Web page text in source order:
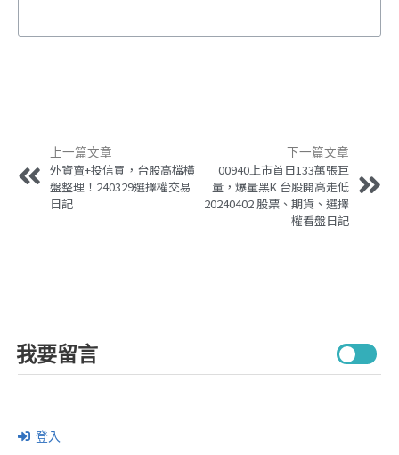
上一篇文章
外資賣+投信買，台股高檔橫
盤整理！240329選擇權交易
日記
下一篇文章
00940上市首日133萬張巨
量，爆量黑K 台股開高走低
20240402 股票、期貨、選擇
權看盤日記
我要留言
登入